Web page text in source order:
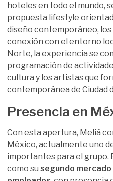
hoteles en todo el mundo,
propuesta lifestyle
diseño contemporáneo,
conexión con el entorno
Norte, la experiencia se
programación de
cultura y los artistas que
contemporánea de Ciudad
Presencia en
Con esta apertura, Meliá
México, actualmente uno
importantes para el grupo.
como su segundo